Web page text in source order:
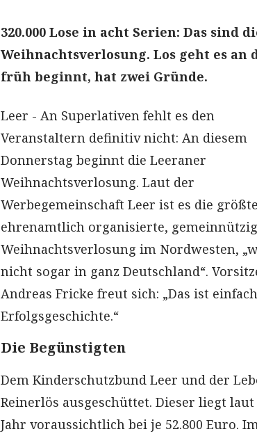
320.000 Lose in acht Serien: Das sind
Weihnachtsverlosung. Los geht es an
früh beginnt, hat zwei Gründe.
Leer - An Superlativen fehlt es den
Veranstaltern definitiv nicht: An diesem
Donnerstag beginnt die Leeraner
Weihnachtsverlosung. Laut der
Werbegemeinschaft Leer ist es die größte
ehrenamtlich organisierte,
Weihnachtsverlosung im Nordwesten,
nicht sogar in ganz Deutschland“.
Andreas Fricke freut sich: „Das ist
Erfolgsgeschichte.“
Die Begünstigten
Dem Kinderschutzbund Leer und der
Reinerlös ausgeschüttet. Dieser liegt
Jahr voraussichtlich bei je 52.800 Euro.